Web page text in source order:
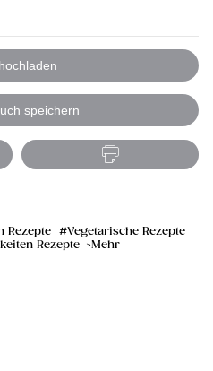
speichern
Rezepte
Vegetarische Rezepte
Rezepte
Mehr